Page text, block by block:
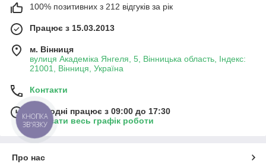
100% позитивних з 212 відгуків за рік
Працює з 15.03.2013
м. Вінниця
вулиця Академіка Янгеля, 5, Вінницька область, Індекс:
21001, Вінниця, Україна
Контакти
Сьогодні працює з 09:00 до 17:30
Показати весь графік роботи
Про нас
КНОПКА
ЗВ'ЯЗКУ